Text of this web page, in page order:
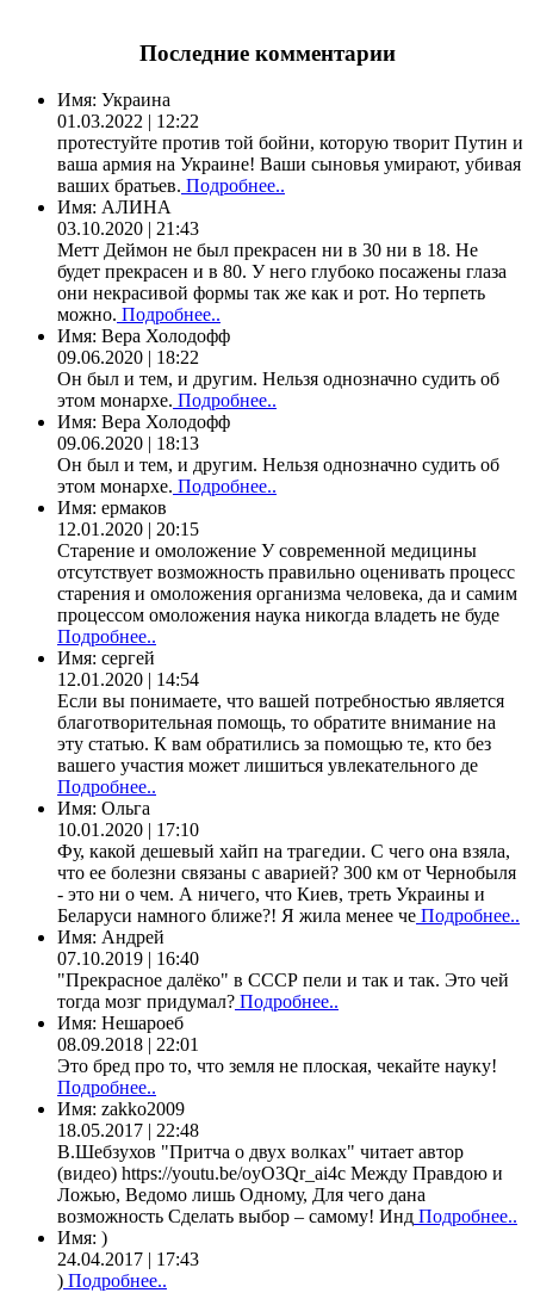
Последние комментарии
Имя: Украина
01.03.2022 | 12:22
протестуйте против той бойни, которую творит Путин и
ваша армия на Украине! Ваши сыновья умирают, убивая
ваших братьев. Подробнее..
Имя: АЛИНА
03.10.2020 | 21:43
Метт Деймон не был прекрасен ни в 30 ни в 18. Не
будет прекрасен и в 80. У него глубоко посажены глаза
они некрасивой формы так же как и рот. Но терпеть
можно. Подробнее..
Имя: Вера Холодофф
09.06.2020 | 18:22
Он был и тем, и другим. Нельзя однозначно судить об
этом монархе. Подробнее..
Имя: Вера Холодофф
09.06.2020 | 18:13
Он был и тем, и другим. Нельзя однозначно судить об
этом монархе. Подробнее..
Имя: ермаков
12.01.2020 | 20:15
Старение и омоложение У современной медицины
отсутствует возможность правильно оценивать процесс
старения и омоложения организма человека, да и самим
процессом омоложения наука никогда владеть не буде
Подробнее..
Имя: сергей
12.01.2020 | 14:54
Если вы понимаете, что вашей потребностью является
благотворительная помощь, то обратите внимание на
эту статью. К вам обратились за помощью те, кто без
вашего участия может лишиться увлекательного де
Подробнее..
Имя: Ольга
10.01.2020 | 17:10
Фу, какой дешевый хайп на трагедии. С чего она взяла,
что ее болезни связаны с аварией? 300 км от Чернобыля
- это ни о чем. А ничего, что Киев, треть Украины и
Беларуси намного ближе?! Я жила менее че Подробнее..
Имя: Андрей
07.10.2019 | 16:40
"Прекрасное далёко" в СССР пели и так и так. Это чей
тогда мозг придумал? Подробнее..
Имя: Нешароеб
08.09.2018 | 22:01
Это бред про то, что земля не плоская, чекайте науку!
Подробнее..
Имя: zakko2009
18.05.2017 | 22:48
В.Шебзухов "Притча о двух волках" читает автор
(видео) https://youtu.be/oyO3Qr_ai4c Между Правдою и
Ложью, Ведомо лишь Одному, Для чего дана
возможность Сделать выбор – самому! Инд Подробнее..
Имя: )
24.04.2017 | 17:43
) Подробнее..